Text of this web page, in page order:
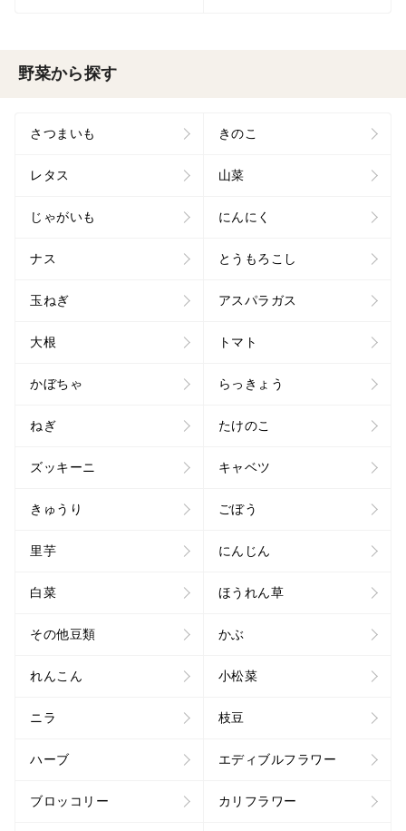
野菜から探す
さつまいも きのこ
レタス 山菜
じゃがいも にんにく
ナス とうもろこし
玉ねぎ アスパラガス
大根 トマト
かぼちゃ らっきょう
ねぎ たけのこ
ズッキーニ キャベツ
きゅうり ごぼう
里芋 にんじん
白菜 ほうれん草
その他豆類 かぶ
れんこん 小松菜
ニラ 枝豆
ハーブ エディブルフラワー
ブロッコリー カリフラワー